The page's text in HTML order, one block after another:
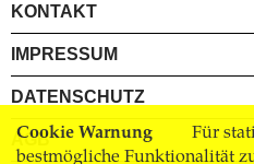
Cookie Warnung
Für
bestmögliche Funktionalität
KONTAKT
IMPRESSUM
DATENSCHUTZ
AGB